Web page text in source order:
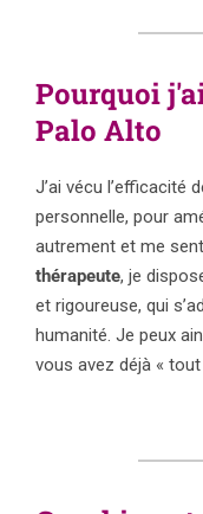
Pourquoi
Palo Alto
J’ai vécu l’efficacité
personnelle, pour
autrement et me
thérapeute, je
et rigoureuse, qui
humanité. Je peux
vous avez déjà « tout